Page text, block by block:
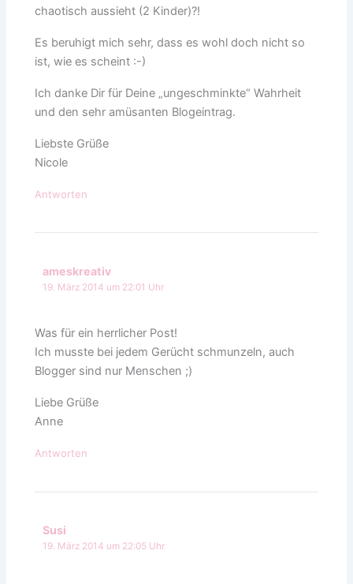
chaotisch aussieht (2 Kinder)?!
Es beruhigt mich sehr, dass es wohl doch nicht so
ist, wie es scheint :-)
Ich danke Dir für Deine „ungeschminkte“ Wahrheit
und den sehr amüsanten Blogeintrag.
Liebste Grüße
Nicole
Antworten
ameskreativ
19. März 2014 um 22:01 Uhr
Was für ein herrlicher Post!
Ich musste bei jedem Gerücht schmunzeln, auch
Blogger sind nur Menschen ;)
Liebe Grüße
Anne
Antworten
Susi
19. März 2014 um 22:05 Uhr